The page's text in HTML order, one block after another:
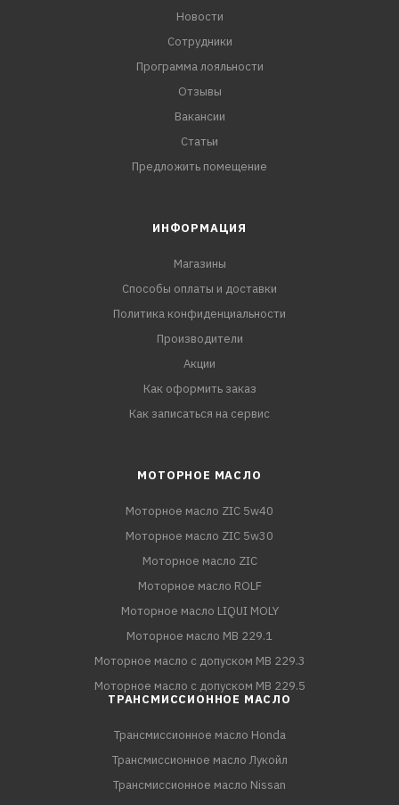
Новости
Сотрудники
Программа лояльности
Отзывы
Вакансии
Статьи
Предложить помещение
ИНФОРМАЦИЯ
Магазины
Способы оплаты и доставки
Политика конфиденциальности
Производители
Акции
Как оформить заказ
Как записаться на сервис
МОТОРНОЕ МАСЛО
Моторное масло ZIC 5w40
Моторное масло ZIC 5w30
Моторное масло ZIC
Моторное масло ROLF
Моторное масло LIQUI MOLY
Моторное масло MB 229.1
Моторное масло с допуском MB 229.3
Моторное масло с допуском MB 229.5
ТРАНСМИССИОННОЕ МАСЛО
Трансмиссионное масло Honda
Трансмиссионное масло Лукойл
Трансмиссионное масло Nissan